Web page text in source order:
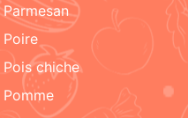
parmesan
poire
pois chiche
pomme